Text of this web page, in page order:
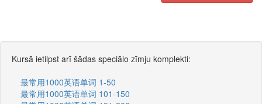
Kursā ietilpst arī šādas speciālo zīmju komplekti:
最常用1000英语单词 1-50
最常用1000英语单词 101-150